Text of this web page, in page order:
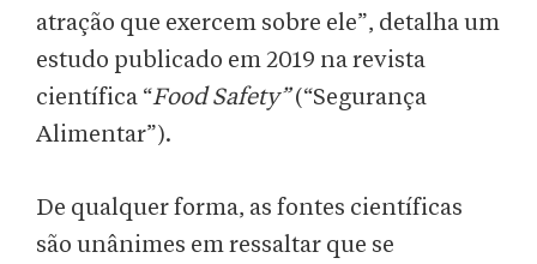
atração que exercem sobre ele”, detalha um
estudo publicado em 2019 na revista
científica “Food Safety”(“Segurança
Alimentar”).
De qualquer forma, as fontes científicas
são unânimes em ressaltar que se